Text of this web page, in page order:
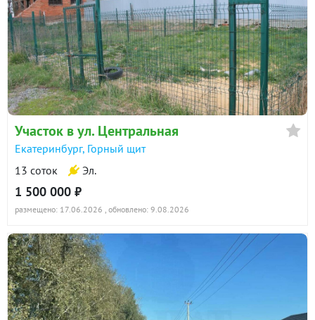
Участок в ул. Центральная
Екатеринбург, Горный щит
13 соток
Эл.
1 500 000 ₽
размещено: 17.06.2026 , обновлено: 9.08.2026